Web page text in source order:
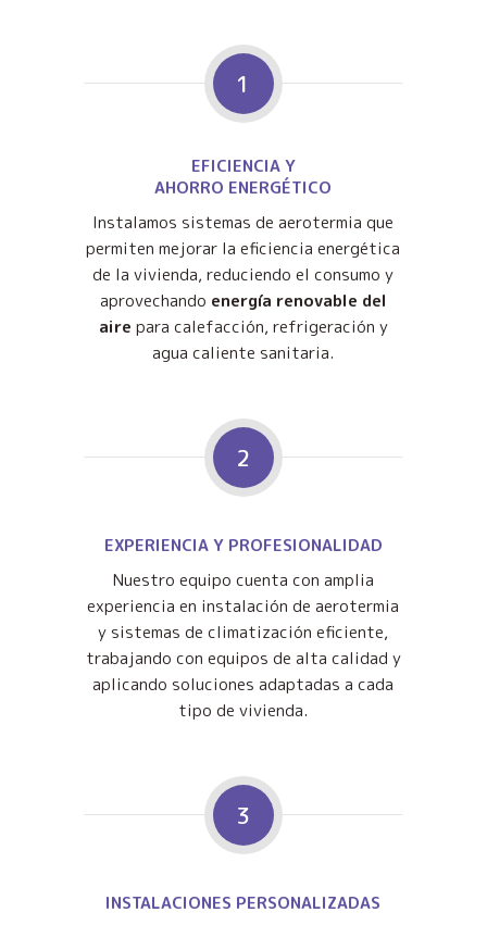
1
EFICIENCIA Y
AHORRO ENERGÉTICO
Instalamos sistemas de aerotermia que
permiten mejorar la eficiencia energética
de la vivienda, reduciendo el consumo y
aprovechando energía renovable del
aire para calefacción, refrigeración y
agua caliente sanitaria.
2
EXPERIENCIA Y PROFESIONALIDAD
Nuestro equipo cuenta con amplia
experiencia en instalación de aerotermia
y sistemas de climatización eficiente,
trabajando con equipos de alta calidad y
aplicando soluciones adaptadas a cada
tipo de vivienda.
3
INSTALACIONES PERSONALIZADAS